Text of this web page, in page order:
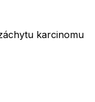
karcinomu